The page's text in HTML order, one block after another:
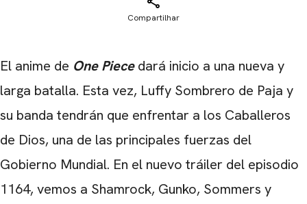
Compartilhar
El anime de One Piecedará inicio a una nueva y
larga batalla. Esta vez, Luffy Sombrero de Paja y
su banda tendrán que enfrentar a los Caballeros
de Dios, una de las principales fuerzas del
Gobierno Mundial. En el nuevo tráiler del episodio
1164, vemos a Shamrock, Gunko, Sommers y